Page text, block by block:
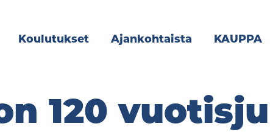
Koulutukset Ajankohtaista KAUPPA
120